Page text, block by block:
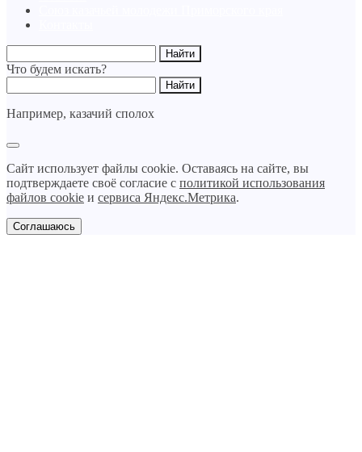
Что будем искать?
Например, казачий сполох
Сайт использует файлы cookie. Оставаясь на сайте, вы
подтверждаете своё согласие с политикой использования
файлов cookie и сервиса Яндекс.Метрика.
Соглашаюсь